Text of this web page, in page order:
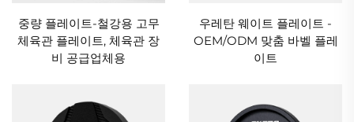
중량 플레이트-철강용 고무
체육관 플레이트, 체육관 장
비 공급업체용
우레탄 웨이트 플레이트 -
OEM/ODM 맞춤 바벨 플레
이트